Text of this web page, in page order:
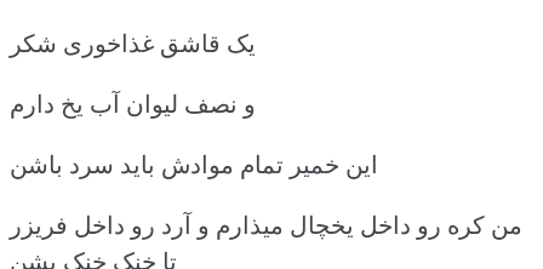
یک قاشق غذاخوری شکر
و نصف لیوان آب یخ دارم
این خمیر تمام موادش باید سرد باشن
من کره رو داخل یخچال میذارم و آرد رو داخل فریزر
تا خنک خنک بشن